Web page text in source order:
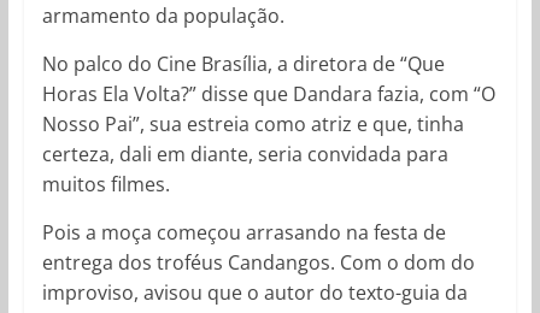
armamento da população.
No palco do Cine Brasília, a diretora de “Que
Horas Ela Volta?” disse que Dandara fazia, com “O
Nosso Pai”, sua estreia como atriz e que, tinha
certeza, dali em diante, seria convidada para
muitos filmes.
Pois a moça começou arrasando na festa de
entrega dos troféus Candangos. Com o dom do
improviso, avisou que o autor do texto-guia da